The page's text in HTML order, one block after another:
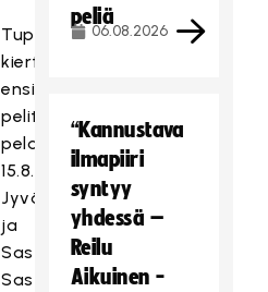
Tupla+Katusähly-
kiertueen
ensimmäiset
pelit
pelattiin
15.8.
Jyväskylässä
ja
Sastamalassa.
Sastamalan
peliä
06.08.2026
“Kannustava
ilmapiiri
syntyy
yhdessä –
Reilu
Aikuinen -